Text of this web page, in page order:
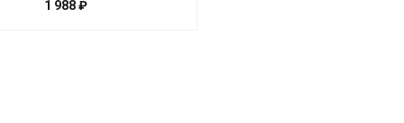
1 988 ₽